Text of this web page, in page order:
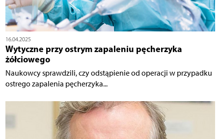
16.04.2025
Wytyczne przy ostrym zapaleniu pęcherzyka
żółciowego
Naukowcy sprawdzili, czy odstąpienie od operacji w przypadku
ostrego zapalenia pęcherzyka...